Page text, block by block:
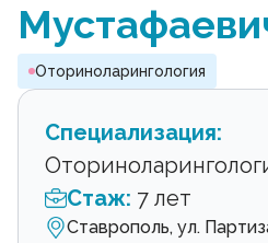
Оториноларингология
Специализация:
Стаж: 7 лет
Ставрополь, ул.